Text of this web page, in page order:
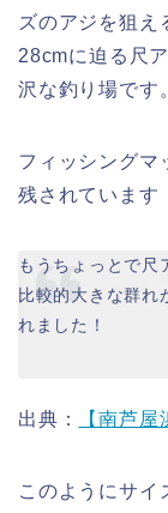
ズのアジを狙え
28cmに迫る尺
沢な釣り場です。
フィッシングマ
残されています
もうちょっとで尺
比較的大きな群れ
れました！
出典： 【南芦
このようにサイ